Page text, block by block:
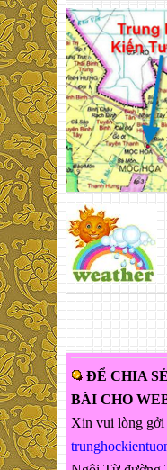
ĐỂ CHIA
BÀI CHO
Xin vui lòng gởi